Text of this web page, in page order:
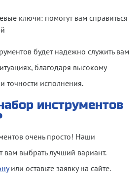
ключи: помогут вам справиться
будет надежно служить вам
благодаря высокому
точности исполнения.
инструментов
очень просто! Наши
вам выбрать лучший вариант.
или оставьте заявку на сайте.